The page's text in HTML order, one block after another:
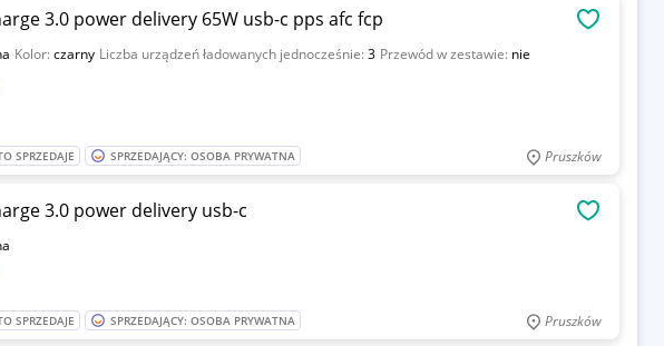
3.0 power delivery 65W usb-c pps afc fcp
Kolor:czarny Liczba urządzeń ładowanych jednocześnie:3 Przewód w zestawie: nie
SPRZEDAJE SPRZEDAJĄCY: OSOBA PRYWATNA Pruszków
3.0 power delivery usb-c
SPRZEDAJE SPRZEDAJĄCY: OSOBA PRYWATNA Pruszków